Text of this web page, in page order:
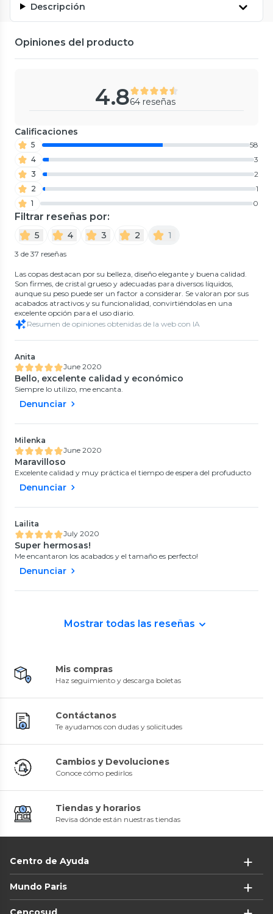
Descripción
Opiniones del producto
4.864 reseñas
Calificaciones
5
58
4
3
3
2
2
1
1
0
Filtrar reseñas por:
5 4 3 2 1
3 de 37 reseñas
Las copas destacan por su belleza, diseño elegante y buena calidad.
Son firmes, de cristal grueso y adecuadas para diversos líquidos,
aunque su peso puede ser un factor a considerar. Se valoran por sus
acabados atractivos y su funcionalidad, convirtiéndolas en una
excelente opción para el uso diario.
Resumen de opiniones obtenidas de la web con IA
Anita
June 2020
Bello, excelente calidad y económico
Siempre lo utilizo, me encanta.
Denunciar
Milenka
June 2020
Maravilloso
Excelente calidad y muy práctica el tiempo de espera del profuducto
Denunciar
Lailita
July 2020
Super hermosas!
Me encantaron los acabados y el tamaño es perfecto!
Denunciar
Mostrar todas las reseñas
Mis compras
Haz seguimiento y descarga boletas
Contáctanos
Te ayudamos con dudas y solicitudes
Cambios y Devoluciones
Conoce cómo pedirlos
Tiendas y horarios
Revisa dónde están nuestras tiendas
Centro de Ayuda
Mundo Paris